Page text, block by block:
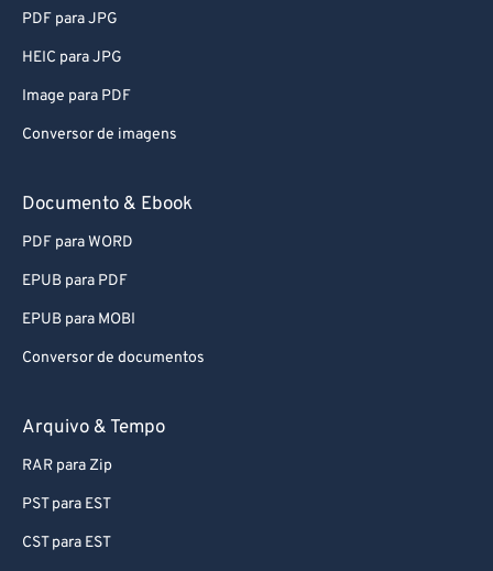
PDF para JPG
HEIC para JPG
Image para PDF
Conversor de imagens
Documento & Ebook
PDF para WORD
EPUB para PDF
EPUB para MOBI
Conversor de documentos
Arquivo & Tempo
RAR para Zip
PST para EST
CST para EST